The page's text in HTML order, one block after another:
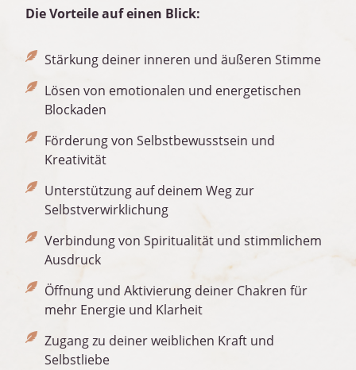
Die Vorteile auf einen Blick:
Stärkung deiner inneren und äußeren Stimme
Lösen von emotionalen und energetischen
Blockaden
Förderung von Selbstbewusstsein und
Kreativität
Unterstützung auf deinem Weg zur
Selbstverwirklichung
Verbindung von Spiritualität und stimmlichem
Ausdruck
Öffnung und Aktivierung deiner Chakren für
mehr Energie und Klarheit
Zugang zu deiner weiblichen Kraft und
Selbstliebe